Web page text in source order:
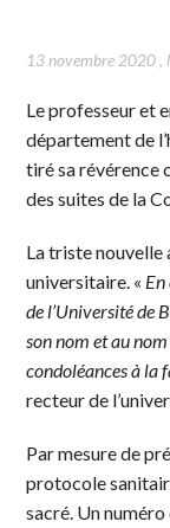
13 novembre 2020,
Le professeur et
département de
tiré sa révérence
des suites de la
La triste nouvelle
universitaire. «
de l’Université de
son nom et au
condoléances à la
recteur de
Par mesure de
protocole
sacré. Un